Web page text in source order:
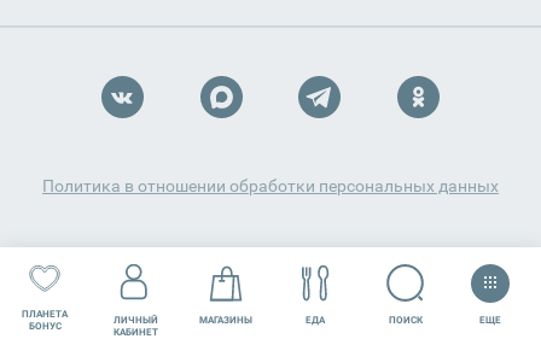
ПЛАНЕТА
БОНУС
ЛИЧНЫЙ
КАБИНЕТ
МАГАЗИНЫ ЕДА РАЗВЛЕЧЕНИЯ СЕРВИСЫ
ПОИСК ЕЩЕ
Политика в отношении обработки персональных данных